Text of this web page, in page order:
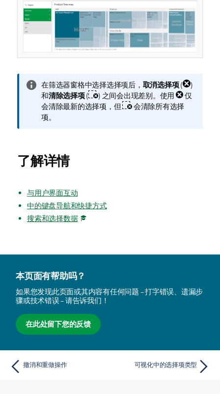
信
息
注
释
在筛选器窗格中选择选择项后， 取消选择项(
)
和清除选择项( ) 之间会出现差别。使用
仅
会清除最新的选择项，但
会清除所有选择
项。
了解详情
与用户界面互动
中的键盘导航和快捷方式
搜索和选择数据
本页面有帮助吗？
如果您发现此页面或其内容有任何问题 – 打字错误、遗漏步
骤或技术错误 – 请告诉我们！
在此处留下您的反馈
撤消和重做操作 可视化中的选择项类型